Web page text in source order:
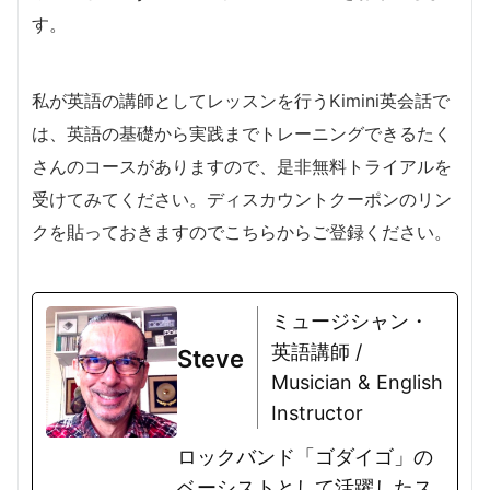
す。
私が英語の講師としてレッスンを行うKimini英会話で
は、英語の基礎から実践までトレーニングできるたく
さんのコースがありますので、是非無料トライアルを
受けてみてください。ディスカウントクーポンのリン
クを貼っておきますのでこちらからご登録ください。
Steve
ミュージシャン・
英語講師 /
Musician & English
Instructor
ロックバンド「ゴダイゴ」の